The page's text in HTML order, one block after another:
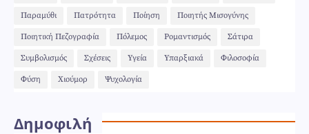
Παραμύθι Πατρότητα Ποίηση Ποιητής Μισογύνης
Ποιητική Πεζογραφία Πόλεμος Ρομαντισμός Σάτιρα
Συμβολισμός Σχέσεις Υγεία Υπαρξιακά Φιλοσοφία
Φύση Χιούμορ Ψυχολογία
Δημοφιλή